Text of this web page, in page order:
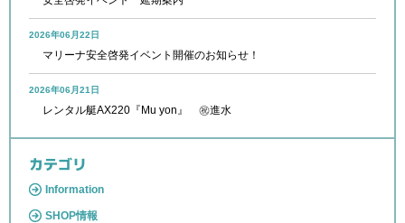
2026年06月22日
マリーナ安全啓発イベント開催のお知らせ！
2026年06月21日
レンタル艇AX220『Mu yon』 ㊗進水
カテゴリ
Information
SHOP情報